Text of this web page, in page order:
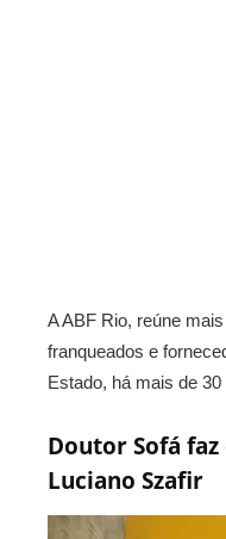
A ABF Rio, reúne
franqueados e
Estado, há mais de 30
Doutor Sofá
Luciano Szafir